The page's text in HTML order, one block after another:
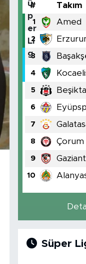
# Takım
1 Amed
2
3
4
5
6
7
8 Çorum
9
10
Süper